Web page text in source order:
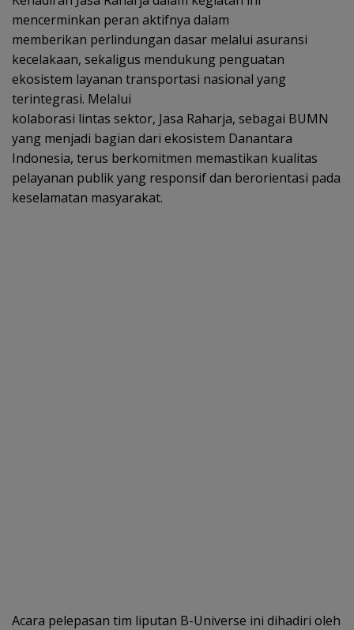
mencerminkan peran aktifnya dalam
memberikan perlindungan dasar melalui asuransi
kecelakaan, sekaligus mendukung penguatan
ekosistem layanan transportasi nasional yang
terintegrasi. Melalui
kolaborasi lintas sektor, Jasa Raharja, sebagai BUMN
yang menjadi bagian dari ekosistem Danantara
Indonesia, terus berkomitmen memastikan kualitas
pelayanan publik yang responsif dan berorientasi pada
keselamatan masyarakat.
Acara pelepasan tim liputan B-Universe ini dihadiri oleh